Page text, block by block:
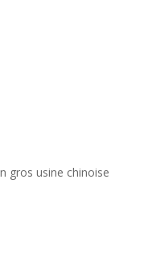
gros usine chinoise